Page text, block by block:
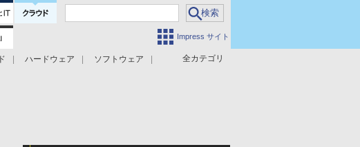
Impress サイト
全カテゴリ
ハードウェア
ソフトウェア